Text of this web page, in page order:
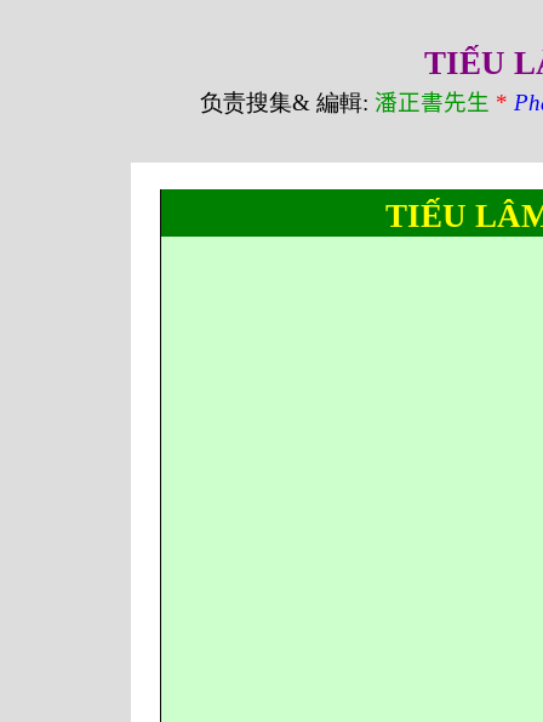
TIẾU
负责搜集& 編輯: 潘正書先生 *
TIẾU